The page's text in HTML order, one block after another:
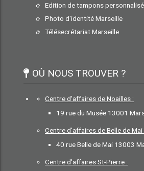
Edition de tampons
Photo d'identité Marseille
Télésecrétariat Marseille
OÙ NOUS TROUVER ?
Centre d'affaires de Noailles :
19 rue du Musée 13001
Centre d'affaires de Belle de Mai
40 rue Belle de Mai 13003
Centre d'affaires St-Pierre :